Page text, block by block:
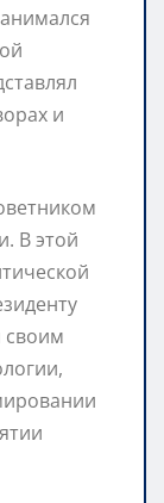
и
В этой
своим